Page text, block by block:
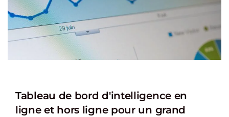
Tableau de bord d'intelligence en
ligne et hors ligne pour un grand